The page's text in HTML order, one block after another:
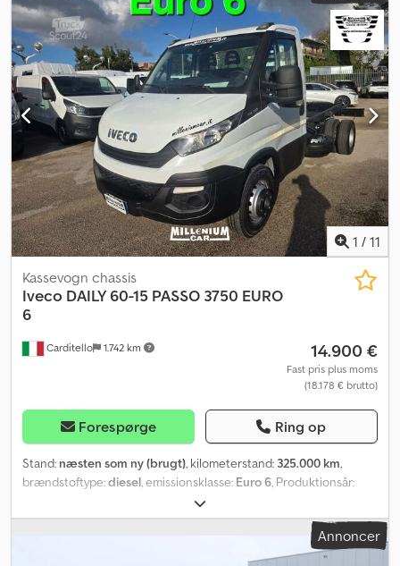
Opret enkeltannonce
1 / 11
Carditello 1.742 km
Kassevogn chassis
Iveco DAILY 60-15 PASSO 3750 EURO
6
14.900 €
Fast pris plus moms
(18.178 € brutto)
Forespørge Ring op
Stand: næsten som ny (brugt), kilometerstand: 325.000 km,
brændstoftype:diesel, emissionsklasse: Euro 6, Produktionsår:
, IVECO DAILY 60-15 Årgang 2018 EURO 6 Kategori C 365.000
km Fri registrering, chassis med akselafstand 3750 mm,
forstærkede bladfjedre, 365.000 km, mulighed for finansiering.
Annoncer